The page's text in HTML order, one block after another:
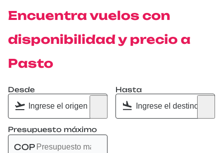
Encuentra vuelos con
disponibilidad y precio a
Pasto
Desde Hasta
Presupuesto máximo
COP